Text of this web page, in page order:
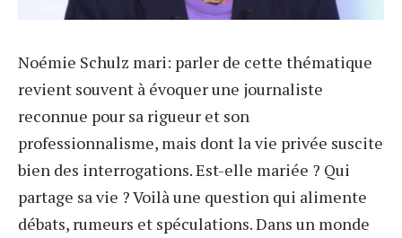
Noémie Schulz mari: parler de cette thématique
revient souvent à évoquer une journaliste
reconnue pour sa rigueur et son
professionnalisme, mais dont la vie privée suscite
bien des interrogations. Est-elle mariée ? Qui
partage sa vie ? Voilà une question qui alimente
débats, rumeurs et spéculations. Dans un monde